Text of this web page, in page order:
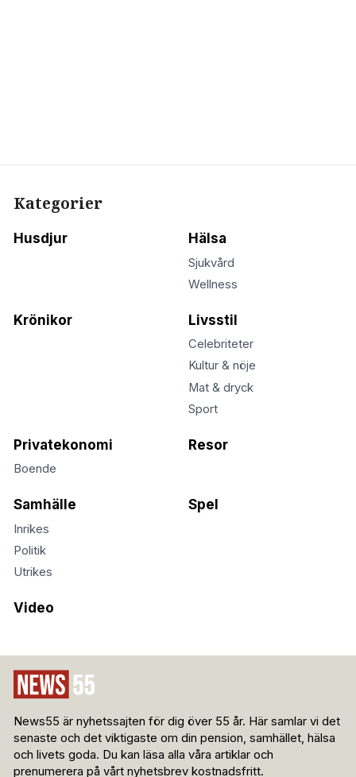
Kategorier
Husdjur Hälsa
Sjukvård
Wellness
Krönikor Livsstil
Celebriteter
Kultur & nöje
Mat & dryck
Sport
Privatekonomi
Boende
Resor
Samhälle
Inrikes
Politik
Utrikes
Spel
Video
News55 är nyhetssajten för dig över 55 år. Här samlar vi det
senaste och det viktigaste om din pension, samhället, hälsa
och livets goda. Du kan läsa alla våra artiklar och
prenumerera på vårt nyhetsbrev kostnadsfritt.